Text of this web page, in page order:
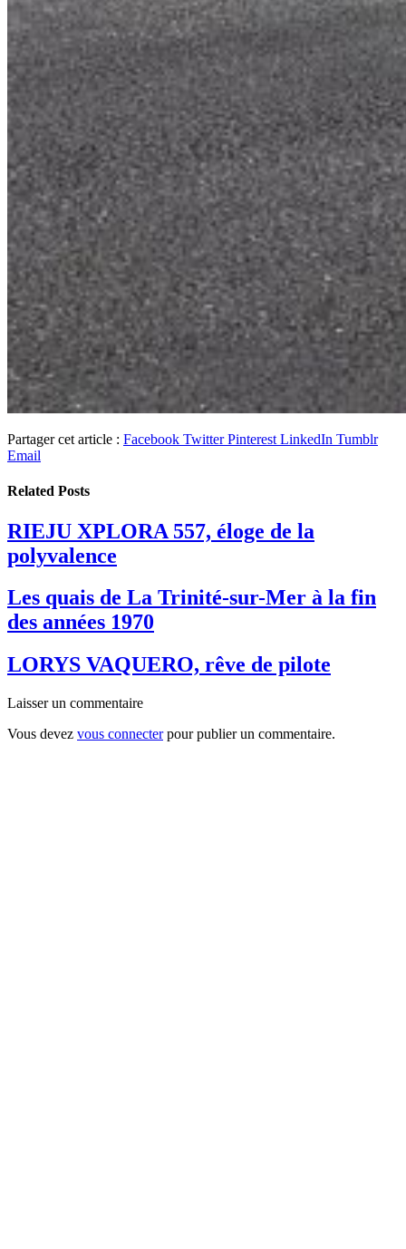
Partager cet article : Facebook Twitter Pinterest LinkedIn Tumblr
Email
Related Posts
RIEJU XPLORA 557, éloge de la
polyvalence
Les quais de La Trinité-sur-Mer à la fin
des années 1970
LORYS VAQUERO, rêve de pilote
Laisser un commentaire
Vous devez vous connecterpour publier un commentaire.